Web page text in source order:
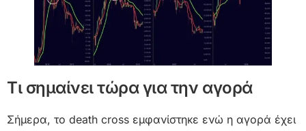
Τι σημαίνει τώρα για την αγορά
Σήμερα, το death cross εμφανίστηκε ενώ η αγορά έχει